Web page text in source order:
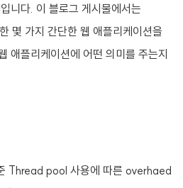
니다. 이 블로그 게시물에서는
몇 가지 간단한 웹 애플리케이션을
플리케이션에 어떤 의미를 주는지
Thread pool 사용에 따른 overhaed